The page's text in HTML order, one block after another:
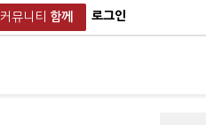
커뮤니티 함께 로그인